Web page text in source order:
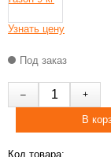
Узнать цену
Под заказ
Код товара: